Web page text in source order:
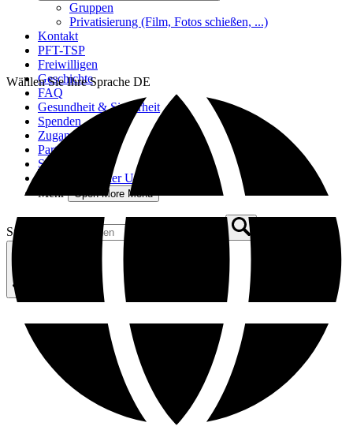
Gruppen
Privatisierung (Film, Fotos schießen, ...)
Kontakt
PFT-TSP
Freiwilligen
Geschichte
FAQ
Gesundheit & Sicherheit
Spenden
Zugang
Partner
Sponsoren
Tourismus in der Umgebung
Mehr
Open More Menu
Suchen nach:
Wählen Sie Ihre Sprache DE